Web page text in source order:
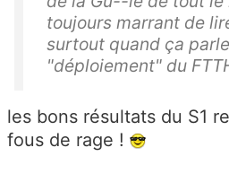
toujours marrant de
surtout quand ça
"déploiement" du
les bons résultats du S1
fous de rage !